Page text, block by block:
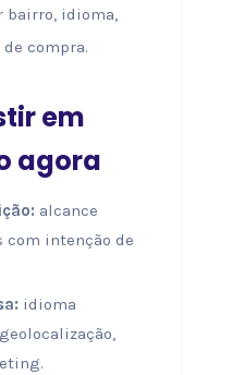
bairro, idioma,
compra.
em
agora
alcance
intenção de
idioma